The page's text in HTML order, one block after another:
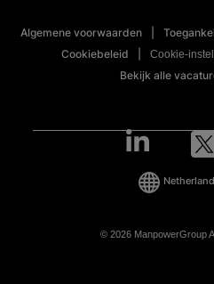
Algemene voorwaarden
Cookiebeleid
Cookie-
Bekijk alle
© 2026 ManpowerGroup